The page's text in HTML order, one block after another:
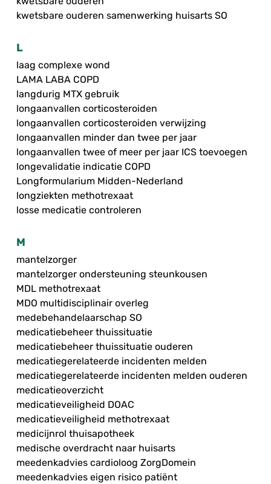
kwetsbare ouderen samenwerking huisarts SO
L
laag complexe wond
LAMA LABA COPD
langdurig MTX gebruik
longaanvallen corticosteroiden
longaanvallen corticosteroiden verwijzing
longaanvallen minder dan twee per jaar
longaanvallen twee of meer per jaar ICS toevoegen
longevalidatie indicatie COPD
Longformularium Midden-Nederland
longziekten methotrexaat
losse medicatie controleren
M
mantelzorger
mantelzorger ondersteuning steunkousen
MDL methotrexaat
MDO multidisciplinair overleg
medebehandelaarschap SO
medicatiebeheer thuissituatie
medicatiebeheer thuissituatie ouderen
medicatiegerelateerde incidenten melden
medicatiegerelateerde incidenten melden ouderen
medicatieoverzicht
medicatieveiligheid DOAC
medicatieveiligheid methotrexaat
medicijnrol thuisapotheek
medische overdracht naar huisarts
meedenkadvies cardioloog ZorgDomein
meedenkadvies eigen risico patiënt